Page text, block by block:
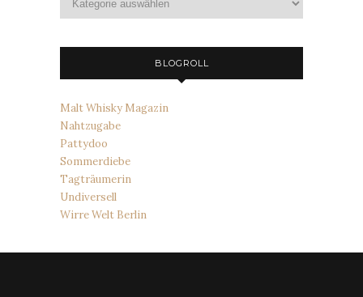
Themen
BLOGROLL
Malt Whisky Magazin
Nahtzugabe
Pattydoo
Sommerdiebe
Tagträumerin
Undiversell
Wirre Welt Berlin